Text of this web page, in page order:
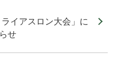
イアスロン大会」に
せ